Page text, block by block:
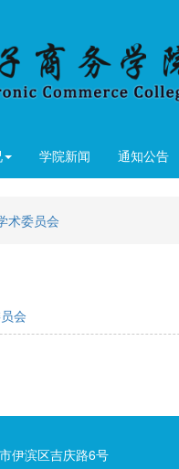
学院新闻 通知公告
术委员会
会
滨区吉庆路6号